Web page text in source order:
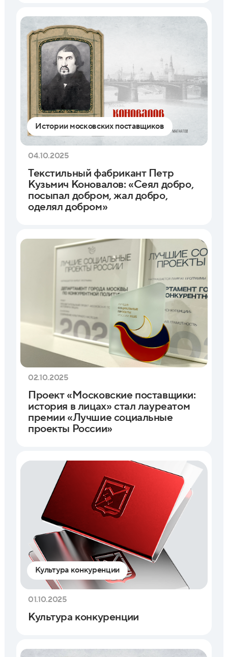
Истории московских поставщиков
04.10.2025
Текстильный фабрикант Петр
Кузьмич Коновалов: «Сеял добро,
посыпал добром, жал добро,
оделял добром»
02.10.2025
Проект «Московские поставщики:
история в лицах» стал лауреатом
премии «Лучшие социальные
проекты России»
Культура конкуренции
01.10.2025
Культура конкуренции